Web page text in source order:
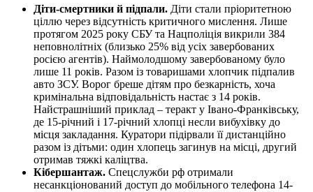
Діти-смертники й підпали. Діти стали пріоритетною
ціллю через відсутність критичного мислення. Лише
протягом 2025 року СБУ та Нацполіція викрили 384
неповнолітніх (близько 25% від усіх завербованих
росією агентів). Наймолодшому завербованому було
лише 11 років. Разом із товаришами хлопчик підпалив
авто ЗСУ. Ворог бреше дітям про безкарність, хоча
кримінальна відповідальність настає з 14 років.
Найстрашніший приклад – теракт у Івано-Франківську,
де 15-річний і 17-річний хлопці несли вибухівку до
місця закладання. Куратори підірвали її дистанційно
разом із дітьми: один хлопець загинув на місці, другий
отримав тяжкі каліцтва.
Кібершантаж. Спецслужби рф отримали
несанкціонований доступ до мобільного телефона 14-